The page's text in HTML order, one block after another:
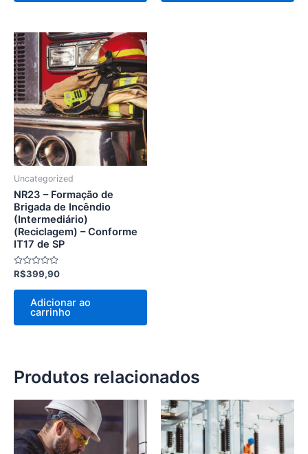
Uncategorized
NR23 – Formação de
Brigada de Incêndio
(Intermediário)
(Reciclagem) – Conforme
IT17 de SP
Avaliação
de
R$399,90
Adicionar ao
carrinho
Produtos relacionados